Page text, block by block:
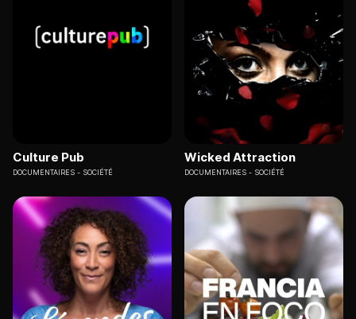
Culture Pub
DOCUMENTAIRES SOCIÉTÉ
Wicked Attraction
DOCUMENTAIRES SOCIÉTÉ